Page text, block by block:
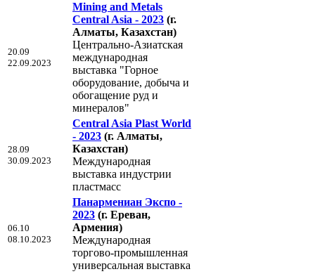
20.09
22.09.2023
Mining and Metals
Central Asia - 2023 (г.
Алматы, Казахстан)
Центрально-Азиатская
международная
выставка "Горное
оборудование, добыча и
обогащение руд и
минералов"
28.09
30.09.2023
Central Asia Plast World
- 2023 (г. Алматы,
Казахстан)
Международная
выставка индустрии
пластмасс
06.10
08.10.2023
Панармениан Экспо -
2023 (г. Ереван,
Армения)
Международная
торгово-промышленная
универсальная выставка